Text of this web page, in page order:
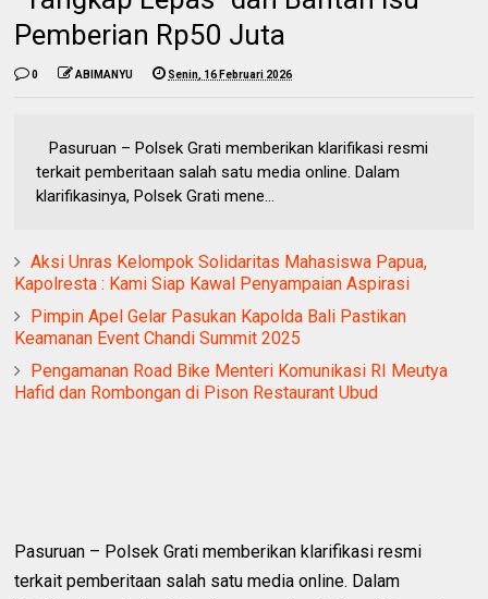
Pemberian Rp50 Juta
0 ABIMANYU Senin, 16 Februari 2026
Pasuruan – Polsek Grati memberikan klarifikasi resmi
terkait pemberitaan salah satu media online. Dalam
klarifikasinya, Polsek Grati mene...
‎Aksi Unras Kelompok Solidaritas Mahasiswa Papua,
Kapolresta : Kami Siap Kawal Penyampaian Aspirasi
Pimpin Apel Gelar Pasukan Kapolda Bali Pastikan
Keamanan Event Chandi Summit 2025
Pengamanan Road Bike Menteri Komunikasi RI Meutya
Hafid dan Rombongan di Pison Restaurant Ubud
Pasuruan – Polsek Grati memberikan klarifikasi resmi
terkait pemberitaan salah satu media online. Dalam